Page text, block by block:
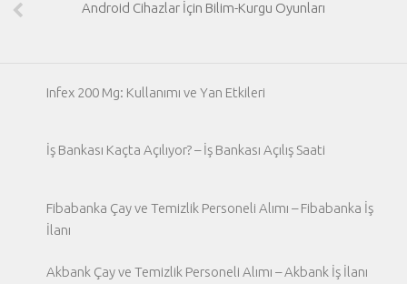
Android Cihazlar İçin Bilim-Kurgu Oyunları
Infex 200 Mg: Kullanımı ve Yan Etkileri
İş Bankası Kaçta Açılıyor? – İş Bankası Açılış Saati
Fibabanka Çay ve Temizlik Personeli Alımı – Fibabanka İş
İlanı
Akbank Çay ve Temizlik Personeli Alımı – Akbank İş İlanı